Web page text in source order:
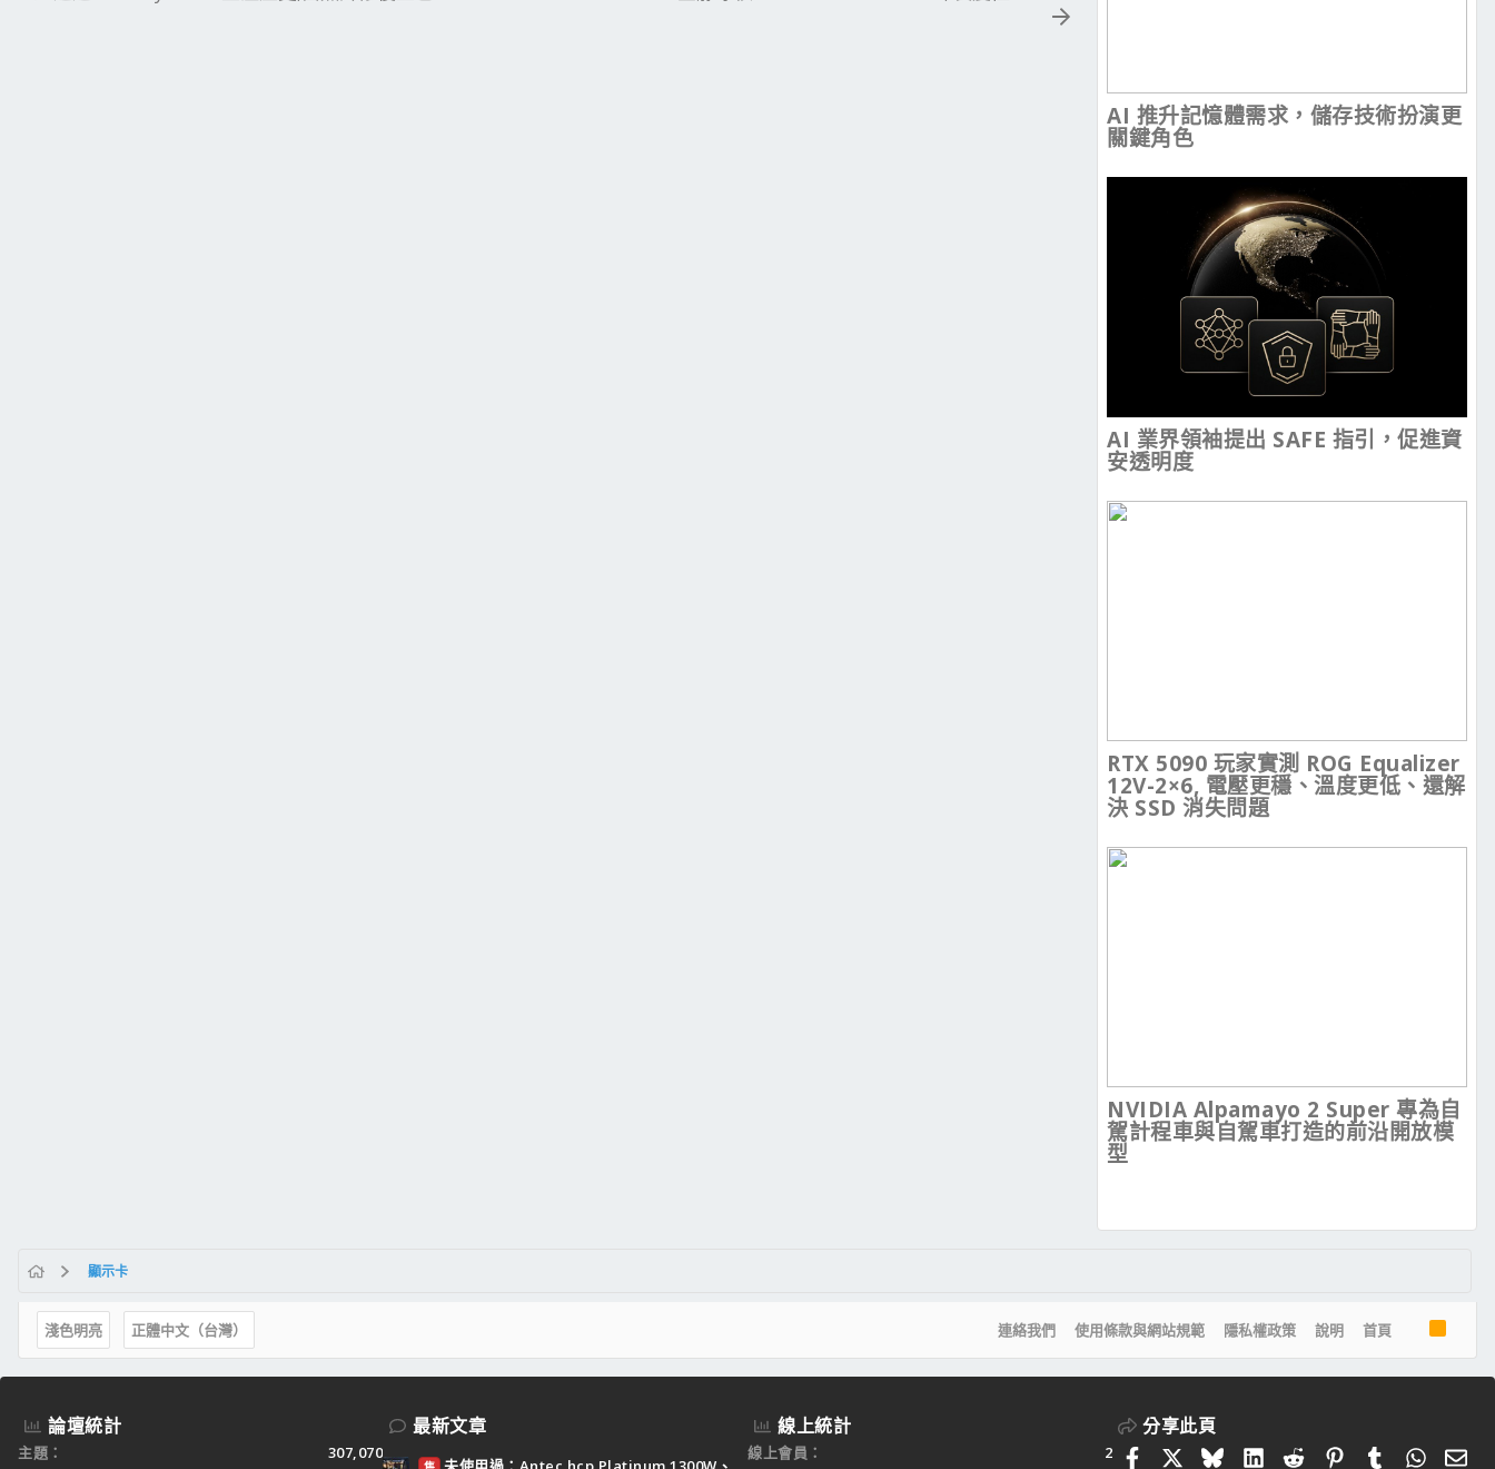
AI 推升記憶體需求，儲存技術扮演更
關鍵角色
AI 業界領袖提出 SAFE 指引，促進資
安透明度
RTX 5090 玩家實測 ROG Equalizer
12V-2×6, 電壓更穩、溫度更低、還解
決 SSD 消失問題
NVIDIA Alpamayo 2 Super 專為自
駕計程車與自駕車打造的前沿開放模
型
顯示卡
淺色明亮 正體中文（台灣） 連絡我們 使用條款與網站規範 隱私權政策 說明 首頁
S
論壇統計
主題
307,070
最新文章 線上統計
線上會員
2
分享此頁
FacebookBlueskyLinkedIn
RedditPinterestTumblr 電